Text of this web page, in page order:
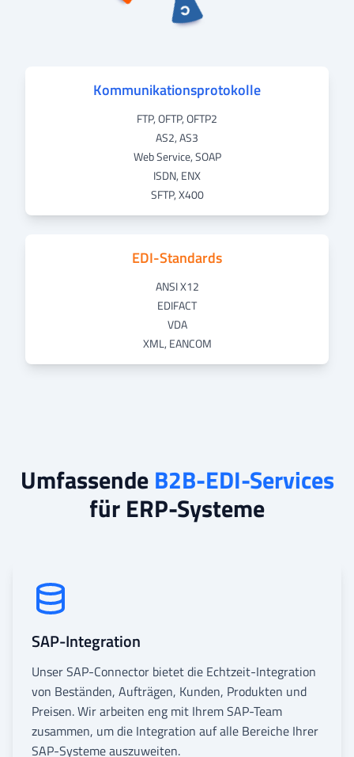
Kommunikationsprotokolle
FTP, OFTP, OFTP2
AS2, AS3
Web Service, SOAP
ISDN, ENX
SFTP, X400
EDI-Standards
ANSI X12
EDIFACT
VDA
XML, EANCOM
UmfassendeB2B-EDI-Services
für ERP-Systeme
SAP-Integration
Unser SAP-Connector bietet die Echtzeit-Integration
von Beständen, Aufträgen, Kunden, Produkten und
Preisen. Wir arbeiten eng mit Ihrem SAP-Team
zusammen, um die Integration auf alle Bereiche Ihrer
SAP-Systeme auszuweiten.